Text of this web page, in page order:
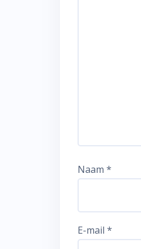
Naam *
E-mail *